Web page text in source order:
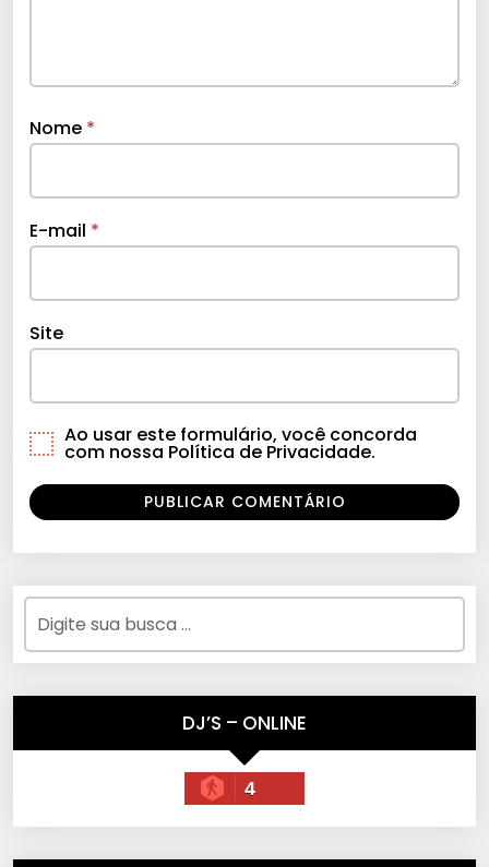
Nome *
E-mail *
Site
Ao usar este formulário, você concorda
com nossa Política de Privacidade.
DJ’S – ONLINE
4